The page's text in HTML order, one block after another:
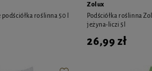
roślinna 50 l
Zolux
Podściółka roślinna
jeżyna-liczi 5l
26,99 zł